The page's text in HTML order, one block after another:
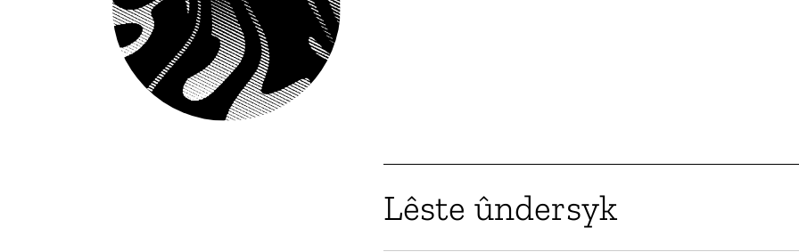
Lêste ûndersyk